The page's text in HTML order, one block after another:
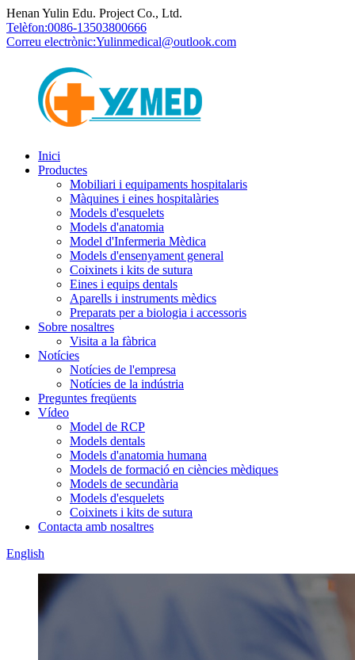
Henan Yulin Edu. Project Co., Ltd.
Telèfon:0086-13503800666
Correu electrònic:Yulinmedical@outlook.com
Inici
Productes
Mobiliari i equipaments hospitalaris
Màquines i eines hospitalàries
Models d'esquelets
Models d'anatomia
Model d'Infermeria Mèdica
Models d'ensenyament general
Coixinets i kits de sutura
Eines i equips dentals
Aparells i instruments mèdics
Preparats per a biologia i accessoris
Sobre nosaltres
Visita a la fàbrica
Notícies
Notícies de l'empresa
Notícies de la indústria
Preguntes freqüents
Vídeo
Model de RCP
Models dentals
Models d'anatomia humana
Models de formació en ciències mèdiques
Models de secundària
Models d'esquelets
Coixinets i kits de sutura
Contacta amb nosaltres
English